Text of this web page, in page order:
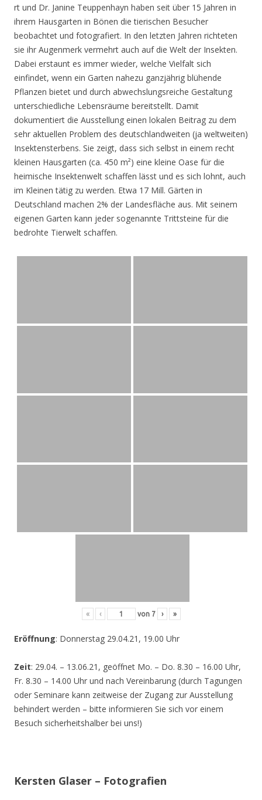
rt und Dr. Janine Teuppenhayn haben seit über 15 Jahren in
ihrem Hausgarten in Bönen die tierischen Besucher
beobachtet und fotografiert. In den letzten Jahren richteten
sie ihr Augenmerk vermehrt auch auf die Welt der Insekten.
Dabei erstaunt es immer wieder, welche Vielfalt sich
einfindet, wenn ein Garten nahezu ganzjährig blühende
Pflanzen bietet und durch abwechslungsreiche Gestaltung
unterschiedliche Lebensräume bereitstellt. Damit
dokumentiert die Ausstellung einen lokalen Beitrag zu dem
sehr aktuellen Problem des deutschlandweiten (ja weltweiten)
Insektensterbens. Sie zeigt, dass sich selbst in einem recht
kleinen Hausgarten (ca. 450 m²) eine kleine Oase für die
heimische Insektenwelt schaffen lässt und es sich lohnt, auch
im Kleinen tätig zu werden. Etwa 17 Mill. Gärten in
Deutschland machen 2% der Landesfläche aus. Mit seinem
eigenen Garten kann jeder sogenannte Trittsteine für die
bedrohte Tierwelt schaffen.
« ‹ von 7 › »
Eröffnung: Donnerstag 29.04.21, 19.00 Uhr
Zeit: 29.04. – 13.06.21, geöffnet Mo. – Do. 8.30 – 16.00 Uhr,
Fr. 8.30 – 14.00 Uhr und nach Vereinbarung (durch Tagungen
oder Seminare kann zeitweise der Zugang zur Ausstellung
behindert werden – bitte informieren Sie sich vor einem
Besuch sicherheitshalber bei uns!)
Kersten Glaser – Fotografien